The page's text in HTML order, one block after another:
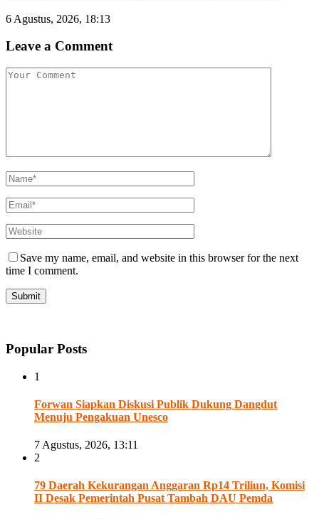
6 Agustus, 2026, 18:13
Leave a Comment
Save my name, email, and website in this browser for the next
time I comment.
Popular Posts
1
Forwan Siapkan Diskusi Publik Dukung Dangdut
Menuju Pengakuan Unesco
7 Agustus, 2026, 13:11
2
79 Daerah Kekurangan Anggaran Rp14 Triliun, Komisi
II Desak Pemerintah Pusat Tambah DAU Pemda